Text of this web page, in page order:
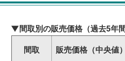
▼間取別の販売価格（過去5年間
間取 販売価格（中央値）